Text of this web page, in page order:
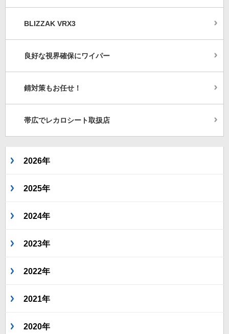
BLIZZAK VRX3
良好な視界確保にワイパー
錆対策もお任せ！
帯広でレカロシート取扱店
2026年
2025年
2024年
2023年
2022年
2021年
2020年